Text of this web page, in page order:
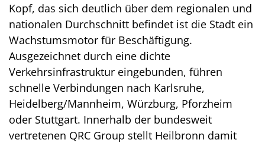
Kopf, das sich deutlich über dem regionalen und
nationalen Durchschnitt befindet ist die Stadt ein
Wachstumsmotor für Beschäftigung.
Ausgezeichnet durch eine dichte
Verkehrsinfrastruktur eingebunden, führen
schnelle Verbindungen nach Karlsruhe,
Heidelberg/Mannheim, Würzburg, Pforzheim
oder Stuttgart. Innerhalb der bundesweit
vertretenen QRC Group stellt Heilbronn damit